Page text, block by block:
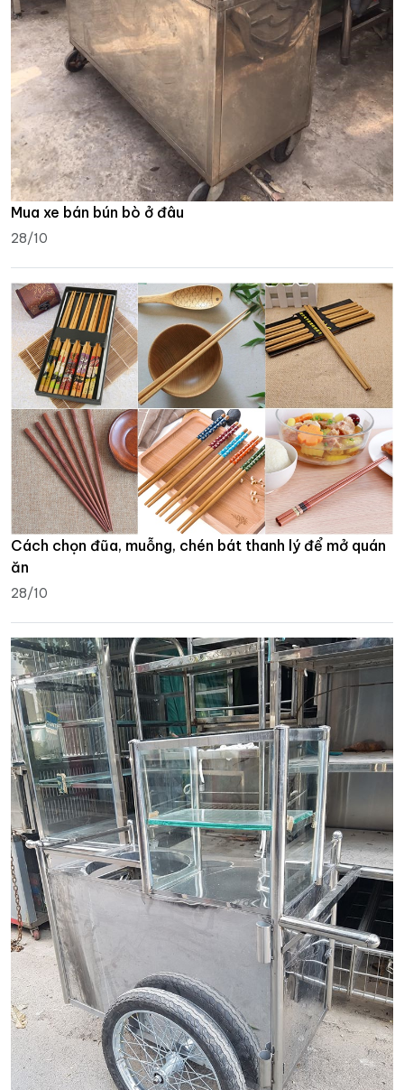
Mua xe bán bún bò ở đâu
28/10
Cách chọn đũa, muỗng, chén bát thanh lý để mở quán
ăn
28/10